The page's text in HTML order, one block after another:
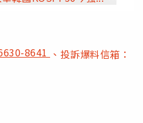
8641 、投訴爆料信箱：